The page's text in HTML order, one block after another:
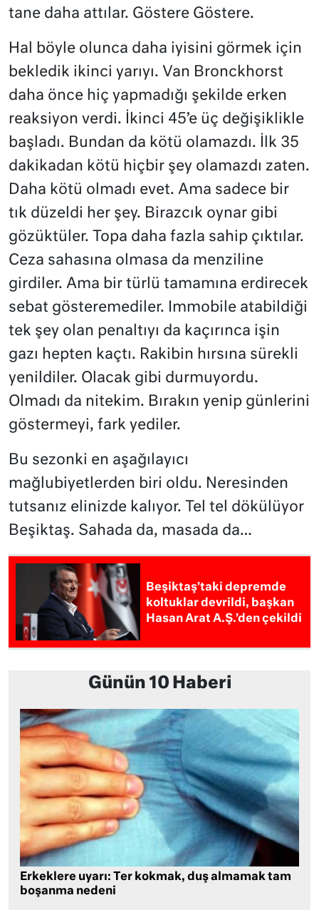
tane daha attılar. Göstere Göstere.
Hal böyle olunca daha iyisini görmek için
bekledik ikinci yarıyı. Van Bronckhorst
daha önce hiç yapmadığı şekilde erken
reaksiyon verdi. İkinci 45’e üç değişiklikle
başladı. Bundan da kötü olamazdı. İlk 35
dakikadan kötü hiçbir şey olamazdı zaten.
Daha kötü olmadı evet. Ama sadece bir
tık düzeldi her şey. Birazcık oynar gibi
gözüktüler. Topa daha fazla sahip çıktılar.
Ceza sahasına olmasa da menziline
girdiler. Ama bir türlü tamamına erdirecek
sebat gösteremediler. Immobile atabildiği
tek şey olan penaltıyı da kaçırınca işin
gazı hepten kaçtı. Rakibin hırsına sürekli
yenildiler. Olacak gibi durmuyordu.
Olmadı da nitekim. Bırakın yenip günlerini
göstermeyi, fark yediler.
Bu sezonki en aşağılayıcı
mağlubiyetlerden biri oldu. Neresinden
tutsanız elinizde kalıyor. Tel tel dökülüyor
Beşiktaş. Sahada da, masada da…
Beşiktaş’taki depremde
koltuklar devrildi, başkan
Hasan Arat A.Ş.’den çekildi
Günün 10 Haberi
Erkeklere uyarı: Ter kokmak, duş almamak tam
boşanma nedeni